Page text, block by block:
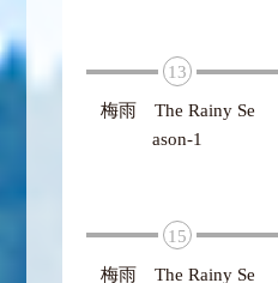
13
梅雨 The Rainy Se
ason-1
15
梅雨 The Rainy Se